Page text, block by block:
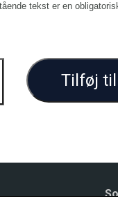
tekst er en
Tilføj